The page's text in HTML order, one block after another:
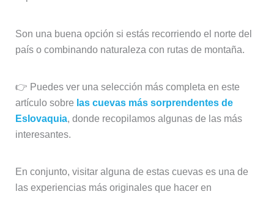
Son una buena opción si estás recorriendo el norte del
país o combinando naturaleza con rutas de montaña.
👉 Puedes ver una selección más completa en este
artículo sobre las cuevas más sorprendentes de
Eslovaquia, donde recopilamos algunas de las más
interesantes.
En conjunto, visitar alguna de estas cuevas es una de
las experiencias más originales que hacer en